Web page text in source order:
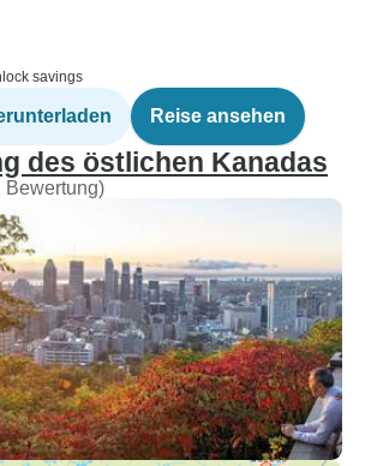
savings
Reise ansehen
des östlichen Kanadas
Bewertung)